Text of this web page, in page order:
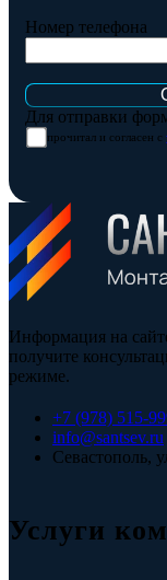
Номер телефона
Для отправки
прочитал и согласен с
Информация на
получите
режиме.
+7 (978) 515-
info@santsev.ru
Севастополь,
Услуги